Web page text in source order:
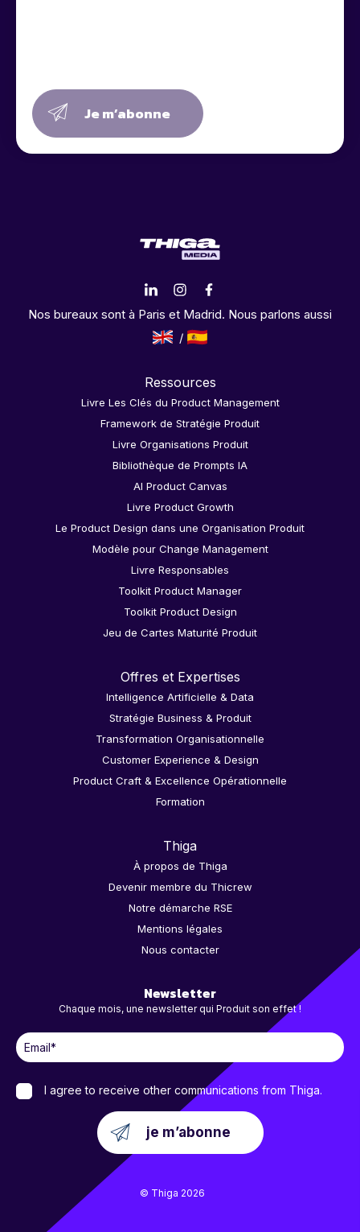
Je m’abonne
Nos bureaux sont à Paris et Madrid. Nous parlons aussi
Ressources
Livre Les Clés du Product Management
Framework de Stratégie Produit
Livre Organisations Produit
Bibliothèque de Prompts IA
AI Product Canvas
Livre Product Growth
Le Product Design dans une Organisation Produit
Modèle pour Change Management
Livre Responsables
Toolkit Product Manager
Toolkit Product Design
Jeu de Cartes Maturité Produit
Offres et Expertises
Intelligence Artificielle & Data
Stratégie Business & Produit
Transformation Organisationnelle
Customer Experience & Design
Product Craft & Excellence Opérationnelle
Formation
Thiga
À propos de Thiga
Devenir membre du Thicrew
Notre démarche RSE
Mentions légales
Nous contacter
Newsletter
Chaque mois, une newsletter qui Produit son effet !
I agree to receive other communications from Thiga.
© Thiga 2026